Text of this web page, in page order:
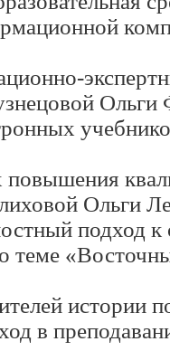
повышения
Ольги
подход
теме
истории
в